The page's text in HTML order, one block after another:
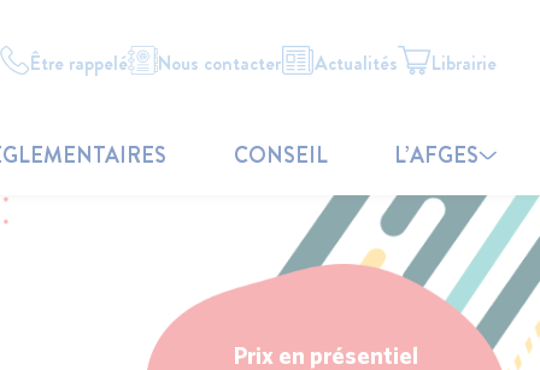
Être rappelé Nous contacter Actualités Librairie
CONSEIL L’AFGES
Prix en présentiel